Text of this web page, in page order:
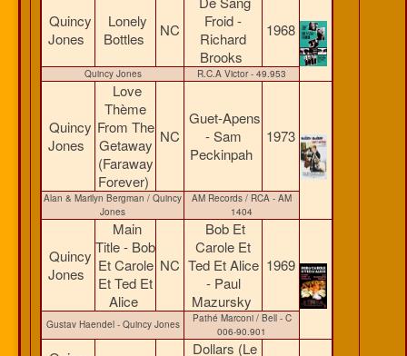
Quincy
Jones
Lonely
Bottles
NC
Froid -
Richard
Brooks
1968
Quincy Jones R.C.A Victor - 49.953
Quincy
Jones
Love
Thème
From The
Getaway
(Faraway
Forever)
NC
Guet-Apens
- Sam
Peckinpah
1973
Alan & Marilyn Bergman / Quincy
Jones
AM Records / RCA - AM
1404
Quincy
Jones
Main
Title - Bob
Et Carole
Et Ted Et
Alice
NC
Bob Et
Carole Et
Ted Et Alice
- Paul
Mazursky
1969
Gustav Haendel - Quincy Jones
Pathé Marconi / Bell - C
006-90.901
Dollars (Le